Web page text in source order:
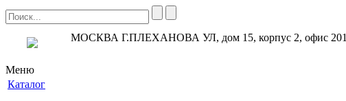
МОСКВА Г.ПЛЕХАНОВА УЛ, дом 15, корпус 2, офис 201
Меню
Каталог